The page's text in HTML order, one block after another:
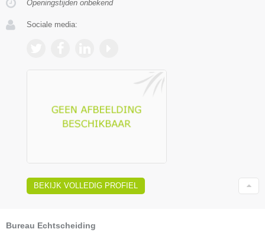
Openingstijden onbekend
Sociale media:
BEKIJK VOLLEDIG PROFIEL
Bureau Echtscheiding